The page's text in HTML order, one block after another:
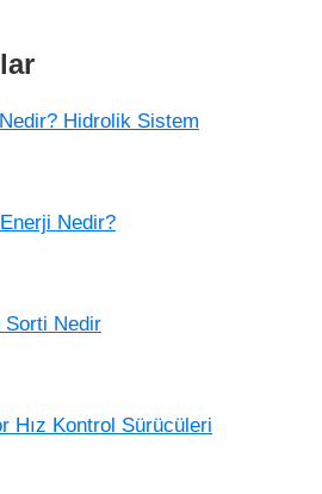
Hidrolik Sistem
Nedir?
Sorti Nedir
Hız Kontrol Sürücüleri